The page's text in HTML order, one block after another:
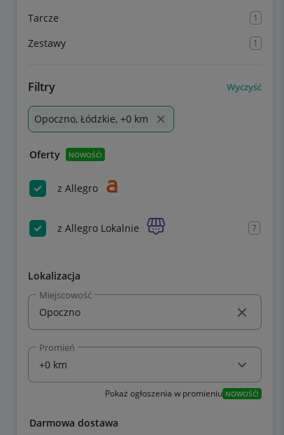
Tarcze 1
Zestawy 1
Filtry Wyczyść
Opoczno, Łódzkie, +0 km
Oferty NOWOŚĆ!
z Allegro
z Allegro Lokalnie 7
Lokalizacja
Miejscowość
Promień
Pokaż ogłoszenia w promieniu NOWOŚĆ!
Darmowa dostawa